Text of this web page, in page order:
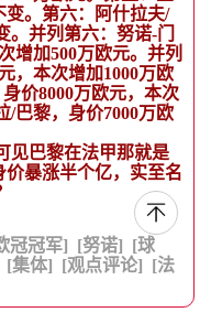
变。第六：阿什拉夫/
。并列第六：努诺-门
增加500万欧元。并列
，本次增加1000万欧
价8000万欧元，本次
/巴黎，身价7000万欧
见巴黎在法甲那就是
暴涨半个亿，实至名
冠冠军] [努诺] [球
[集体] [观点评论] [法